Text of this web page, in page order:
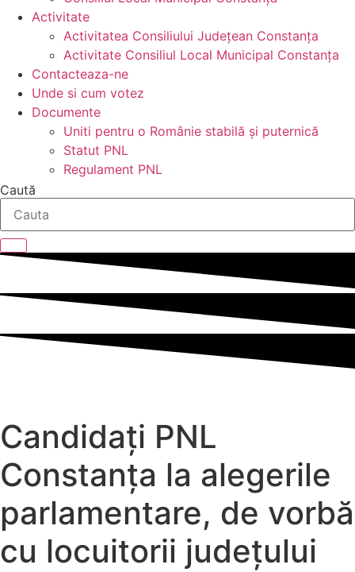
Activitate
Activitatea Consiliului Județean Constanța
Activitate Consiliul Local Municipal Constanța
Contacteaza-ne
Unde si cum votez
Documente
Uniti pentru o Românie stabilă și puternică
Statut PNL
Regulament PNL
Caută
Candidați PNL
Constanța la alegerile
parlamentare, de vorbă
cu locuitorii județului